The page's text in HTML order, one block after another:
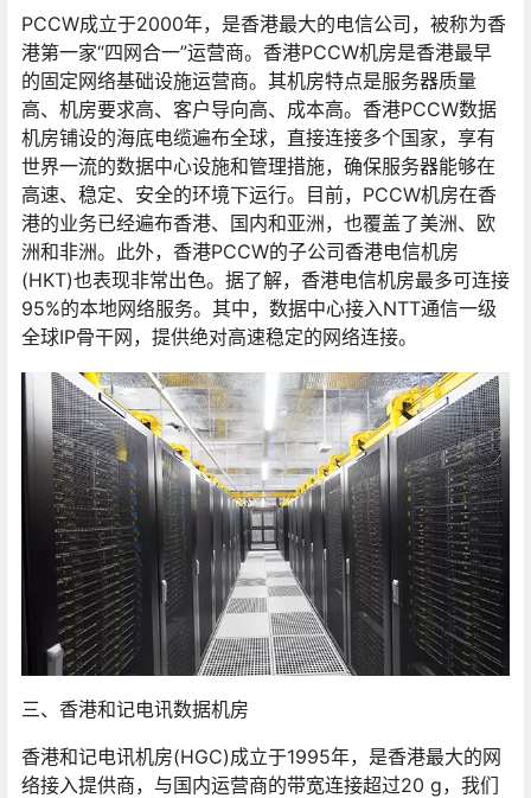
PCCW成立于2000年，是香港最大的电信公司，被称为香
港第一家“四网合一”运营商。香港PCCW机房是香港最早
的固定网络基础设施运营商。其机房特点是服务器质量
高、机房要求高、客户导向高、成本高。香港PCCW数据
机房铺设的海底电缆遍布全球，直接连接多个国家，享有
世界一流的数据中心设施和管理措施，确保服务器能够在
高速、稳定、安全的环境下运行。目前，PCCW机房在香
港的业务已经遍布香港、国内和亚洲，也覆盖了美洲、欧
洲和非洲。此外，香港PCCW的子公司香港电信机房
(HKT)也表现非常出色。据了解，香港电信机房最多可连接
95%的本地网络服务。其中，数据中心接入NTT通信一级
全球IP骨干网，提供绝对高速稳定的网络连接。
三、香港和记电讯数据机房
香港和记电讯机房(HGC)成立于1995年，是香港最大的网
络接入提供商，与国内运营商的带宽连接超过20 g，我们